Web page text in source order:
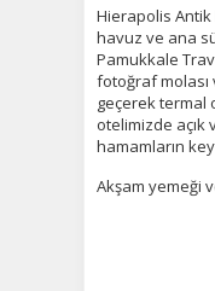
Hierapolis
havuz ve ana
Pamukkale
fotoğraf molası
geçerek termal
otelimizde açık
hamamların
Akşam yemeği